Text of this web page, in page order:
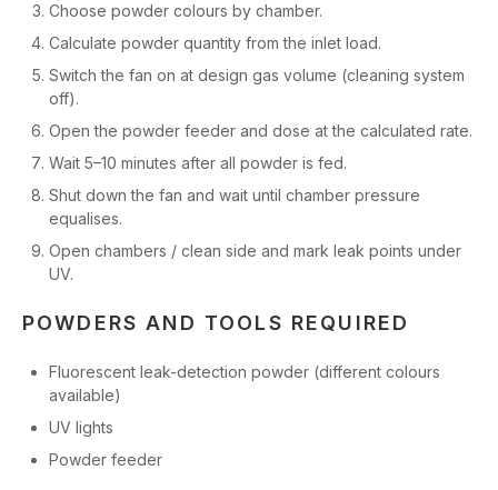
Choose powder colours by chamber.
Calculate powder quantity from the inlet load.
Switch the fan on at design gas volume (cleaning system
off).
Open the powder feeder and dose at the calculated rate.
Wait 5–10 minutes after all powder is fed.
Shut down the fan and wait until chamber pressure
equalises.
Open chambers / clean side and mark leak points under
UV.
POWDERS AND TOOLS REQUIRED
Fluorescent leak-detection powder (different colours
available)
UV lights
Powder feeder